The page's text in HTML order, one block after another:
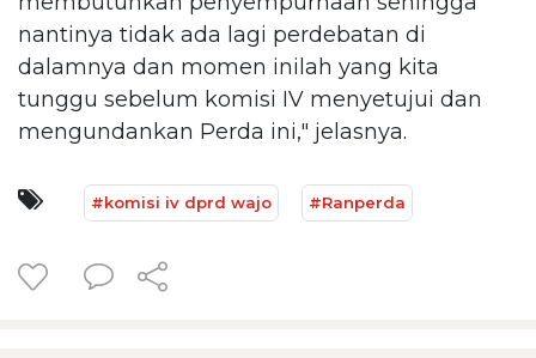
nantinya tidak ada lagi perdebatan di
dalamnya dan momen inilah yang kita
tunggu sebelum komisi IV menyetujui dan
mengundankan Perda ini," jelasnya.
#komisi iv dprd wajo #Ranperda